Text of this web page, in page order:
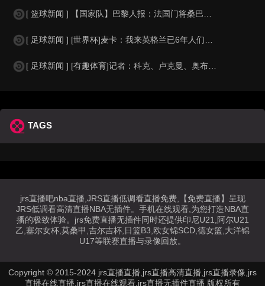
[ 篮球新闻 ] 【国家队】巴黎人报：法国门将桑巴小腿受伤，提前结束了训练
[ 足球新闻 ] [世界杯]麦卡：我来英格兰已6年人们对我很好，但和英格兰的比
[ 足球新闻 ] [有趣体育]记者：科克、卢克曼、奥布拉克参加马竞训练，卡尔多
TAGS
jrs直播吧nba直播,JRS直播低调看直播免费,【免费直播】呈现
JRS低调看高清直播NBA无插件。手机在线观看,为您打造NBA直
播的极致体验。jrs免费直播无插件同时还提供印尼U21,阿尔U21
乙,塞尔女杯,莫桑甲,吉尔吉杯,日篮B3,欧女锦SCD,德女篮,大洋锦
U17等联赛直播与录像回放。
Copyright © 2015-2024 jrs直播直播,jrs直播高清直播,jrs直播录像,jrs
直播在线直播,jrs直播在线观看,jrs直播无插件直播 版权所有